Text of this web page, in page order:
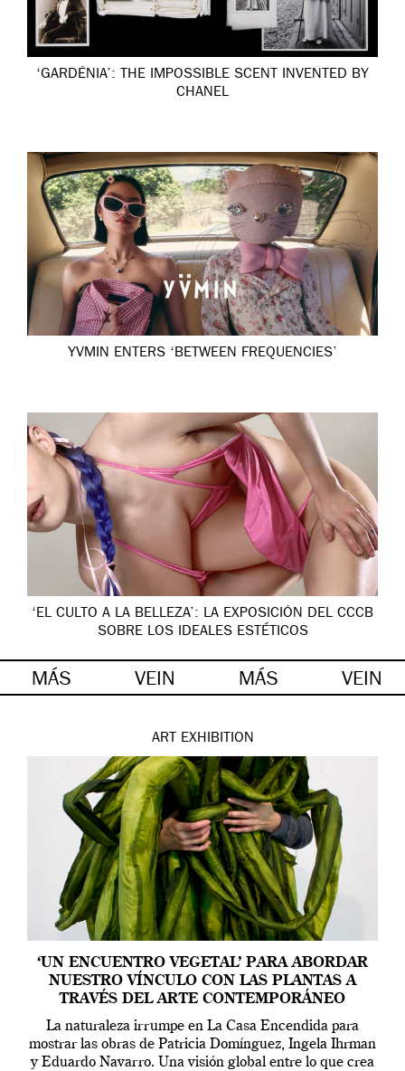
‘GARDÉNIA’: THE IMPOSSIBLE SCENT INVENTED BY
CHANEL
YVMIN ENTERS ‘BETWEEN FREQUENCIES’
‘EL CULTO A LA BELLEZA’: LA EXPOSICIÓN DEL CCCB
SOBRE LOS IDEALES ESTÉTICOS
MÁS VEIN MÁS VEIN
ART EXHIBITION
‘UN ENCUENTRO VEGETAL’ PARA ABORDAR
NUESTRO VÍNCULO CON LAS PLANTAS A
TRAVÉS DEL ARTE CONTEMPORÁNEO
La naturaleza irrumpe en La Casa Encendida para
mostrar las obras de Patricia Domínguez, Ingela Ihrman
y Eduardo Navarro. Una visión global entre lo que crea